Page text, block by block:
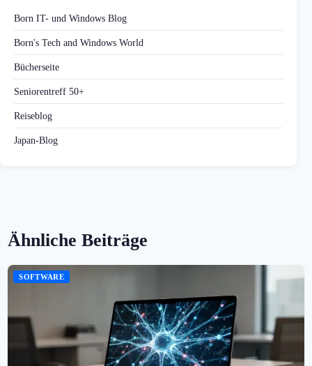
Born IT- und Windows Blog
Born's Tech and Windows World
Bücherseite
Seniorentreff 50+
Reiseblog
Japan-Blog
Ähnliche Beiträge
SOFTWARE